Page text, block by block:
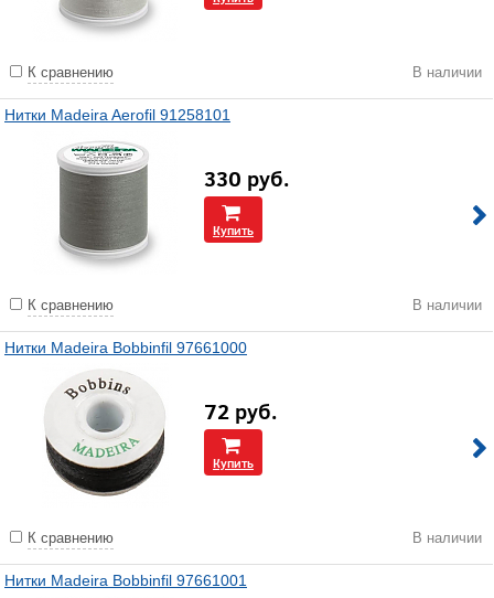
К сравнению В наличии
Нитки Madeira Aerofil 91258101
330 руб.
Купить
К сравнению В наличии
Нитки Madeira Bobbinfil 97661000
72 руб.
Купить
К сравнению В наличии
Нитки Madeira Bobbinfil 97661001